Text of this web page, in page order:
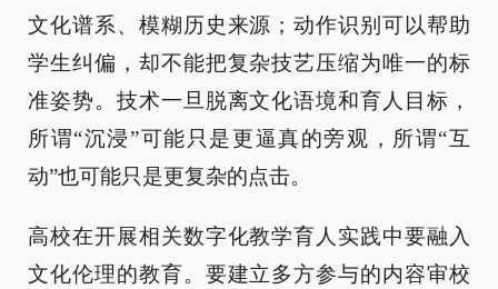
文化谱系、模糊历史来源；动作识别可以帮助
学生纠偏，却不能把复杂技艺压缩为唯一的标
准姿势。技术一旦脱离文化语境和育人目标，
所谓“沉浸”可能只是更逼真的旁观，所谓“互
动”也可能只是更复杂的点击。
高校在开展相关数字化教学育人实践中要融入
文化伦理的教育。要建立多方参与的内容审校